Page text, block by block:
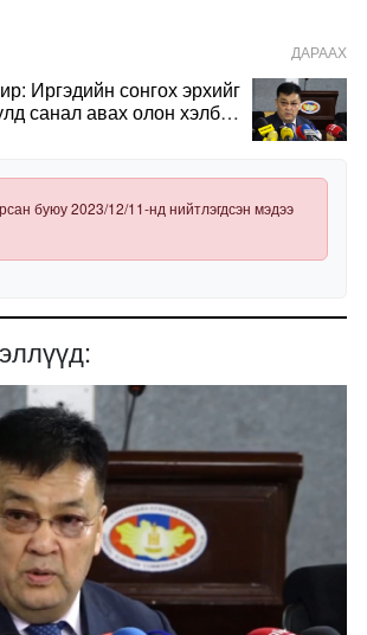
ДАРААХ
Иргэдийн сонгох эрхийг
санал авах олон хэлбэр
буюу 2023/12/11-нд нийтлэгдсэн мэдээ